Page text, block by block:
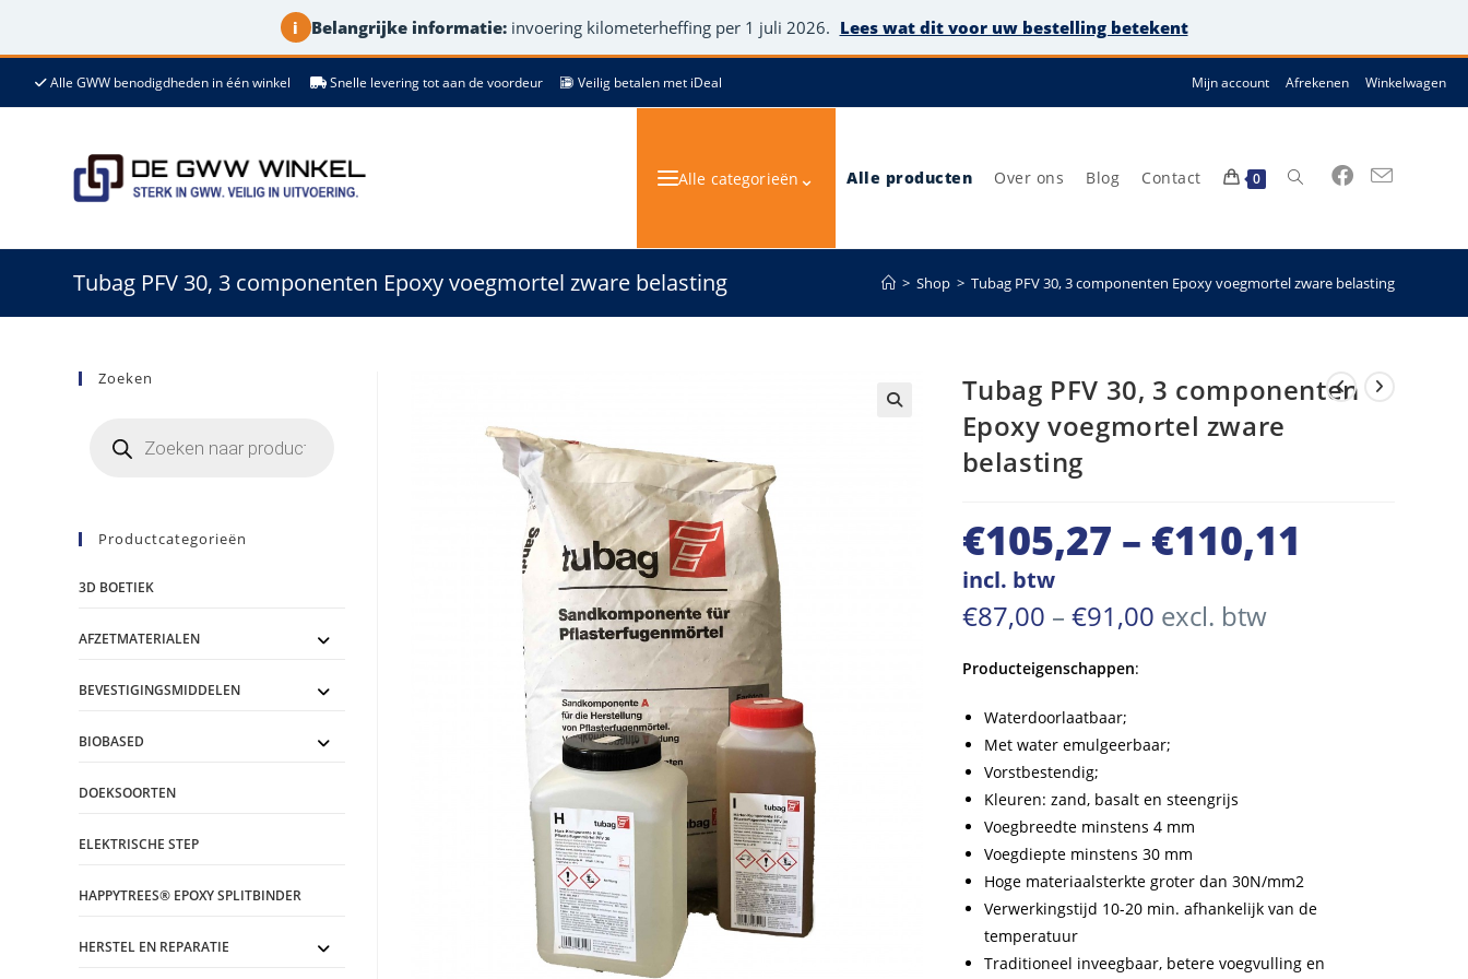
i Belangrijke informatie:invoering kilometerheffing per 1 juli 2026. Lees wat dit voor uw bestelling betekent
Mijn account Afrekenen Winkelwagen
Alle GWW benodigdheden in één winkel Snelle levering tot aan de voordeur Veilig betalen met iDeal
Alle categorieën ⌄ Alle producten Over ons Blog Contact 0 Toggle
site
Tubag PFV 30, 3 componenten Epoxy voegmortel zware belasting > Shop > Tubag PFV 30, 3 componenten Epoxy voegmortel zware belasting
Tubag PFV 30, 3 componenten
Epoxy voegmortel zware
belasting
€105,27 – €110,11
incl. btw
€87,00 – €91,00 Prijsklasse:
€87,00
excl. btw
Producteigenschappen:
Waterdoorlaatbaar;
Met water emulgeerbaar;
Vorstbestendig;
Kleuren: zand, basalt en steengrijs
Voegbreedte minstens 4 mm
Voegdiepte minstens 30 mm
Hoge materiaalsterkte groter dan 30N/mm2
Verwerkingstijd 10-20 min. afhankelijk van de
temperatuur
Traditioneel inveegbaar, betere voegvulling en
Zoeken
zoeken
Productcategorieën
3D BOETIEK
AFZETMATERIALEN
BEVESTIGINGSMIDDELEN
BIOBASED
DOEKSOORTEN
ELEKTRISCHE STEP
HAPPYTREES® EPOXY SPLITBINDER
HERSTEL EN REPARATIE